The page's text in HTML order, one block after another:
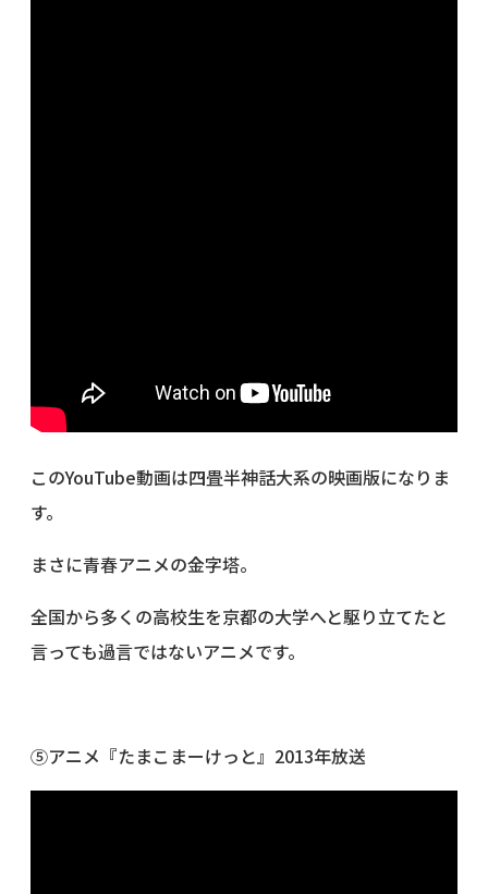
このYouTube動画は四畳半神話大系の映画版になりま
す。
まさに青春アニメの金字塔。
全国から多くの高校生を京都の大学へと駆り立てたと
言っても過言ではないアニメです。
⑤アニメ『たまこまーけっと』2013年放送